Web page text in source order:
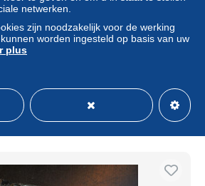
Particulier
netwerken.
zijn noodzakelijk voor de werking
worden ingesteld op basis van uw
plus